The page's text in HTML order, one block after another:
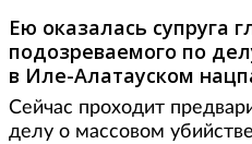
Ею оказалась супруга
подозреваемого по
в Иле-Алатауском
Сейчас проходит
делу о массовом